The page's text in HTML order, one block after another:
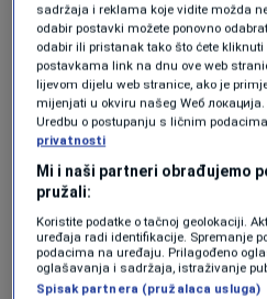
BLIZU JE
potpisa za novi
Džeko se
Mundijala:
san"
sadržaja i reklama koje vidite možda
odabir postavki možete ponovno
odabir ili pristanak tako što ćete
postavkama link na dnu ove web
lijevom dijelu web stranice, ako je
mijenjati u okviru našeg Wеб
Uredbu o postupanju s ličnim
privatnosti
Mi i naši partneri obrađujemo
pružali:
Koristite podatke o tačnoj geolokaciji.
uređaja radi identifikacije. Spremanje
podacima na uređaju. Prilagođeno
oglašavanja i sadržaja, istraživanje
Spisak partnera (pružalaca usluga)